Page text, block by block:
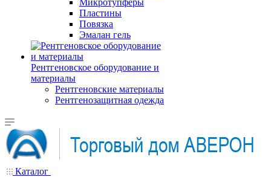
Микротупферы
Пластины
Повязка
Эмалан гель
Рентгеновское оборудование и
материалы
Рентгеновские материалы
Рентгенозащитная одежда
Каталог